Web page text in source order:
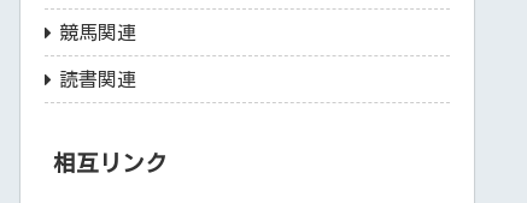
競馬関連
読書関連
相互リンク